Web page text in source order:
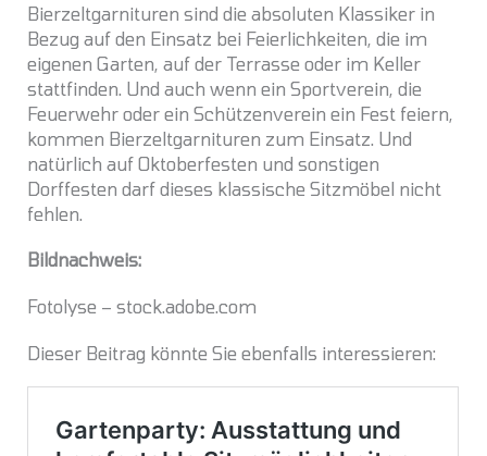
Bierzeltgarnituren sind die absoluten Klassiker in
Bezug auf den Einsatz bei Feierlichkeiten, die im
eigenen Garten, auf der Terrasse oder im Keller
stattfinden. Und auch wenn ein Sportverein, die
Feuerwehr oder ein Schützenverein ein Fest feiern,
kommen Bierzeltgarnituren zum Einsatz. Und
natürlich auf Oktoberfesten und sonstigen
Dorffesten darf dieses klassische Sitzmöbel nicht
fehlen.
Bildnachweis:
Fotolyse – stock.adobe.com
Dieser Beitrag könnte Sie ebenfalls interessieren: